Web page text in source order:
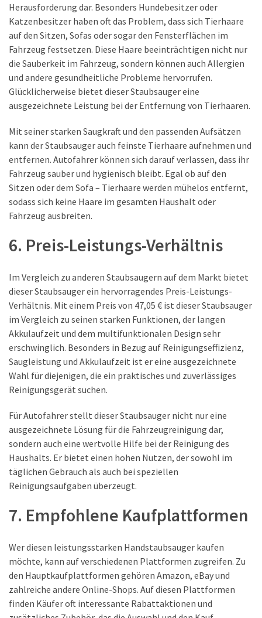
Herausforderung dar. Besonders Hundebesitzer oder
Katzenbesitzer haben oft das Problem, dass sich Tierhaare
auf den Sitzen, Sofas oder sogar den Fensterflächen im
Fahrzeug festsetzen. Diese Haare beeinträchtigen nicht nur
die Sauberkeit im Fahrzeug, sondern können auch Allergien
und andere gesundheitliche Probleme hervorrufen.
Glücklicherweise bietet dieser Staubsauger eine
ausgezeichnete Leistung bei der Entfernung von Tierhaaren.
Mit seiner starken Saugkraft und den passenden Aufsätzen
kann der Staubsauger auch feinste Tierhaare aufnehmen und
entfernen. Autofahrer können sich darauf verlassen, dass ihr
Fahrzeug sauber und hygienisch bleibt. Egal ob auf den
Sitzen oder dem Sofa – Tierhaare werden mühelos entfernt,
sodass sich keine Haare im gesamten Haushalt oder
Fahrzeug ausbreiten.
6. Preis-Leistungs-Verhältnis
Im Vergleich zu anderen Staubsaugern auf dem Markt bietet
dieser Staubsauger ein hervorragendes Preis-Leistungs-
Verhältnis. Mit einem Preis von 47,05 € ist dieser Staubsauger
im Vergleich zu seinen starken Funktionen, der langen
Akkulaufzeit und dem multifunktionalen Design sehr
erschwinglich. Besonders in Bezug auf Reinigungseffizienz,
Saugleistung und Akkulaufzeit ist er eine ausgezeichnete
Wahl für diejenigen, die ein praktisches und zuverlässiges
Reinigungsgerät suchen.
Für Autofahrer stellt dieser Staubsauger nicht nur eine
ausgezeichnete Lösung für die Fahrzeugreinigung dar,
sondern auch eine wertvolle Hilfe bei der Reinigung des
Haushalts. Er bietet einen hohen Nutzen, der sowohl im
täglichen Gebrauch als auch bei speziellen
Reinigungsaufgaben überzeugt.
7. Empfohlene Kaufplattformen
Wer diesen leistungsstarken Handstaubsauger kaufen
möchte, kann auf verschiedenen Plattformen zugreifen. Zu
den Hauptkaufplattformen gehören Amazon, eBay und
zahlreiche andere Online-Shops. Auf diesen Plattformen
finden Käufer oft interessante Rabattaktionen und